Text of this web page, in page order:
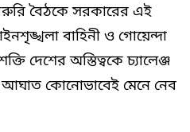
বৈঠকে সরকারের এই
বাহিনী ও গোয়েন্দা
দেশের অস্তিত্বকে চ্যালেঞ্জ
কোনোভাবেই মেনে নেব